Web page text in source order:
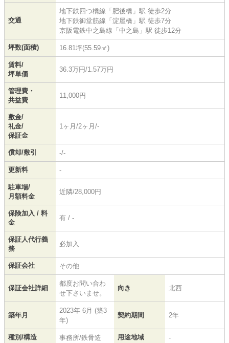
交通
地下鉄四つ橋線 「肥後橋 」駅 徒歩2分
地下鉄御堂筋線 「淀屋橋 」駅 徒歩7分
京阪電鉄中之島線 「中之島 」駅 徒歩12分
坪数(面積) 16.81坪(55.59㎡)
賃料/
坪単価
36.3万円/1.57万円
管理費・
共益費
11,000円
敷金/
礼金/
保証金
1ヶ月/2ヶ月/-
償却/敷引 -/-
更新料 -
駐車場/
月額料金
近隣/28,000円
保険加入 / 料
金
有 / -
保証人代行義
務
必加入
保証会社 その他
保証会社詳細
都度お問い合わ
せ下さいませ。
向き 北西
築年月
2023年 6月 (築3
年)
契約期間 2年
種別/構造 事務所/鉄骨造 用途地域 -